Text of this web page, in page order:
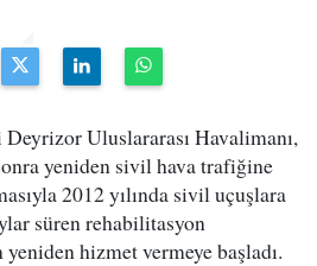
Uluslararası Havalimanı,
yeniden sivil hava trafiğine
2012 yılında sivil uçuşlara
süren rehabilitasyon
yeniden hizmet vermeye başladı.